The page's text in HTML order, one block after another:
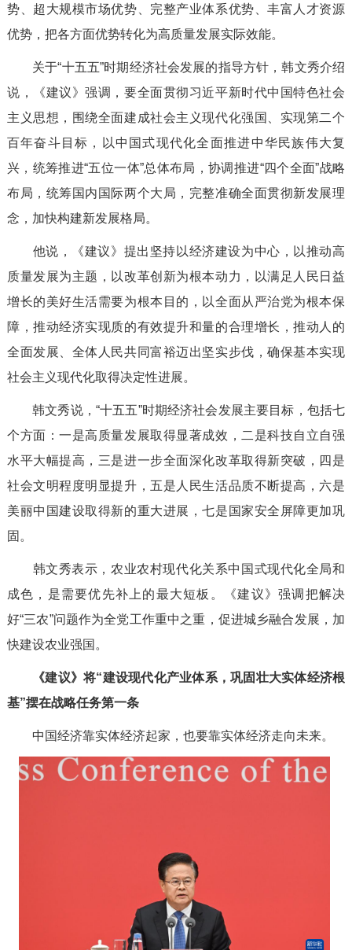
势、超大规模市场优势、完整产业体系优势、丰富人才资源
优势，把各方面优势转化为高质量发展实际效能。
关于“十五五”时期经济社会发展的指导方针，韩文秀介绍
说，《建议》强调，要全面贯彻习近平新时代中国特色社会
主义思想，围绕全面建成社会主义现代化强国、实现第二个
百年奋斗目标，以中国式现代化全面推进中华民族伟大复
兴，统筹推进“五位一体”总体布局，协调推进“四个全面”战略
布局，统筹国内国际两个大局，完整准确全面贯彻新发展理
念，加快构建新发展格局。
他说，《建议》提出坚持以经济建设为中心，以推动高
质量发展为主题，以改革创新为根本动力，以满足人民日益
增长的美好生活需要为根本目的，以全面从严治党为根本保
障，推动经济实现质的有效提升和量的合理增长，推动人的
全面发展、全体人民共同富裕迈出坚实步伐，确保基本实现
社会主义现代化取得决定性进展。
韩文秀说，“十五五”时期经济社会发展主要目标，包括七
个方面：一是高质量发展取得显著成效，二是科技自立自强
水平大幅提高，三是进一步全面深化改革取得新突破，四是
社会文明程度明显提升，五是人民生活品质不断提高，六是
美丽中国建设取得新的重大进展，七是国家安全屏障更加巩
固。
韩文秀表示，农业农村现代化关系中国式现代化全局和
成色，是需要优先补上的最大短板。《建议》强调把解决
好“三农”问题作为全党工作重中之重，促进城乡融合发展，加
快建设农业强国。
《建议》将“建设现代化产业体系，巩固壮大实体经济根
基”摆在战略任务第一条
中国经济靠实体经济起家，也要靠实体经济走向未来。